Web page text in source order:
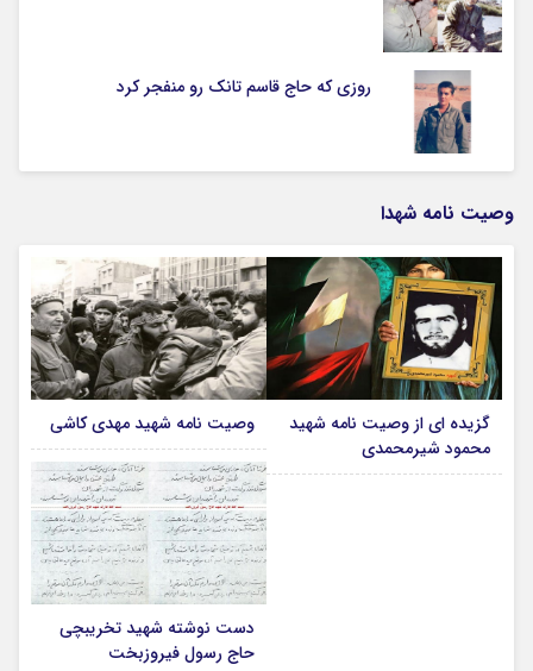
روزی که حاج قاسم تانک رو منفجر کرد
وصیت نامه شهدا
گزیده ای از وصیت نامه شهید
محمود شیرمحمدی
وصیت نامه شهید مهدی کاشی
دست نوشته شهید تخریبچی
حاج رسول فیروزبخت